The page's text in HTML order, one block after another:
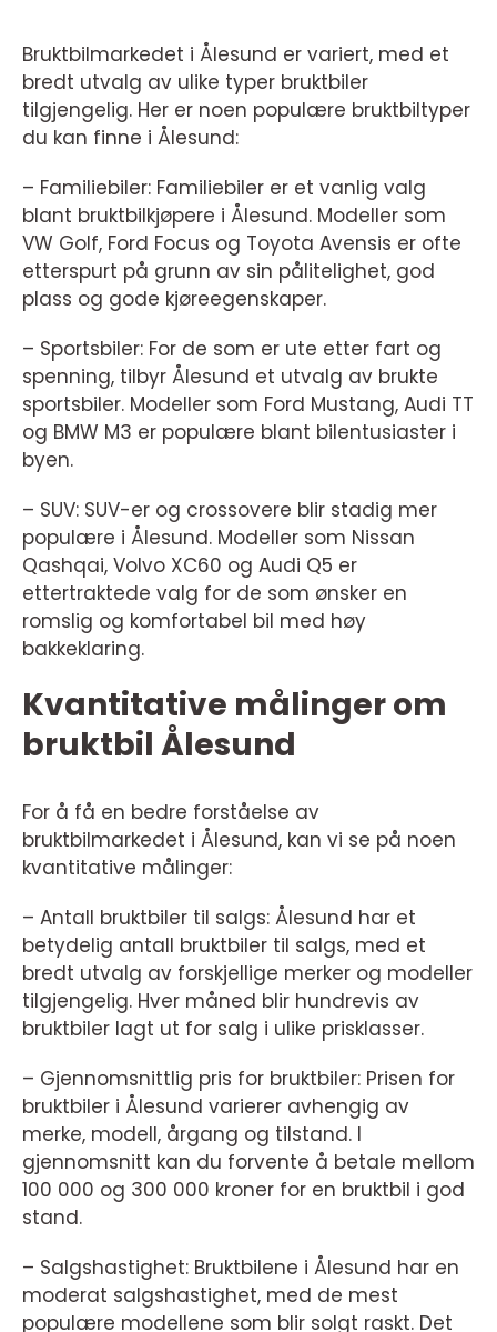
Bruktbilmarkedet i Ålesund er variert, med et
bredt utvalg av ulike typer bruktbiler
tilgjengelig. Her er noen populære bruktbiltyper
du kan finne i Ålesund:
– Familiebiler: Familiebiler er et vanlig valg
blant bruktbilkjøpere i Ålesund. Modeller som
VW Golf, Ford Focus og Toyota Avensis er ofte
etterspurt på grunn av sin pålitelighet, god
plass og gode kjøreegenskaper.
– Sportsbiler: For de som er ute etter fart og
spenning, tilbyr Ålesund et utvalg av brukte
sportsbiler. Modeller som Ford Mustang, Audi TT
og BMW M3 er populære blant bilentusiaster i
byen.
– SUV: SUV-er og crossovere blir stadig mer
populære i Ålesund. Modeller som Nissan
Qashqai, Volvo XC60 og Audi Q5 er
ettertraktede valg for de som ønsker en
romslig og komfortabel bil med høy
bakkeklaring.
Kvantitative målinger om
bruktbil Ålesund
For å få en bedre forståelse av
bruktbilmarkedet i Ålesund, kan vi se på noen
kvantitative målinger:
– Antall bruktbiler til salgs: Ålesund har et
betydelig antall bruktbiler til salgs, med et
bredt utvalg av forskjellige merker og modeller
tilgjengelig. Hver måned blir hundrevis av
bruktbiler lagt ut for salg i ulike prisklasser.
– Gjennomsnittlig pris for bruktbiler: Prisen for
bruktbiler i Ålesund varierer avhengig av
merke, modell, årgang og tilstand. I
gjennomsnitt kan du forvente å betale mellom
100 000 og 300 000 kroner for en bruktbil i god
stand.
– Salgshastighet: Bruktbilene i Ålesund har en
moderat salgshastighet, med de mest
populære modellene som blir solgt raskt. Det